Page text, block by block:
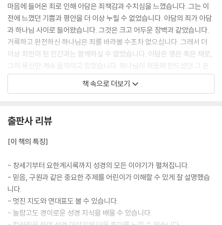
한 비유 / 하나님 나라에 대한 비유 / 잔치와 손님에 관한 비유 / 큰 잔치 비
유 /
잃어버린 양과 동전의 비유 / 잃어버린 아들의 비유 / 기도에 관한 비유 /
성전에서 일하는 사람들 / 예수님과 아이들 / 하늘나라 / 흑암의 권세 / 빛
의 나라 / 나사로가 다시 살아나다 / 예수님이 삭개오 집을 방문하시다 / 향
유 부은 마리아 / 예수님이 예루살렘에 나귀를 타고 가시다 / 성전의 예수
님 /
유월절 식사 / 새로운 언약 / 겟세마네 동산에서 기도하시다 / 유다가 예수
가시다 / 예수님이 장사되시다 / 예수님이 죽음에서 부활하시다 / 예수님
에 대한 예언들 / 예수님을 처음으로 목격한 사람들 / 제자들이 예수님을
다시 만나다 / 도마도 예수님을 보다 / 디베랴 바닷가의 기적 / 예수님께서
베드로에게 말씀하시다 / 예수님께서 하늘로 올라가시다 / 새로 뽑힌 제자
맛디아 / 성령이 임하시다 / 성령님 / 교회의 탄생 / 못 걷는 사람이 치유를
받다 / 위험에 처한 베드로 / 믿는 자들이 기도하고 함께 나누다 / 교회 / 아
나니아와 삽비라 / 스데반 / 에디오피아에서 온 사람 / 예수님께서 사울에
게 나타나시다 / 다메섹의 사울 / 고넬료와 베드로의 환상 / 베드로가 고넬
료를 방문하다 / 세례란 무엇인가요? / 감옥에서 도망친 베드로 / 바나바
마음에 들어온 죄로 인해 아담은 죄책감과 수치심을 느꼈습니다. 그는 이
전에 느꼈던 기쁨과 평안을 더 이상 누릴 수 없었습니다. 아담의 죄가 아담
과 하나님 사이로 들어왔습니다. 그것은 크고 어두운 장벽과 같았습니다.
거룩하고 완전하신 하나님은 죄를 바라볼 수조차 없으십니다. 그래서 더
이상 죄인이 된 인간과는 함께하실 수 없었습니다. 아담은 영은 죽은 채로,
그저 육신만 계속 움직이고 있었습니다. 하나님이 처음에 만드셨던 그 온
전한 인간이 아니었습니다. 저주를 받은 아담의 몸 역시 병이 날 수밖에 없
었습니다. 그리고 결국 죽음에 이르게 되었습니다.
형들을 찾으러 떠난 날, 요셉은 자신이 집으로 돌아가지 못하고 이집트에
서 노예로 살게 될 줄 전혀 몰랐을 것입니다. 보디발의 집에서 열심히 일하
침한 감옥에서 수년을 보내는 동안, 하루아침에 이집트 전체를 다스리게
될 줄 상상이나 했을까요?
여러분 인생의 여러 가지 변화는 요셉의 경우처럼 극적이지는 않을 것입니
다. 하지만 그 모든 일이 하나님께는 똑같이 중요합니다. 하나님은 우리에
게 일어나는 모든 일을 다 꿰고 계시며 우리 삶의 그림이 완성될 때까지 좋
은 일과 나쁜 일을 모두 다 사용하십니다.
책 속으로 더보기
출판사 리뷰
[이 책의 특징]
- 창세기부터 요한계시록까지 성경의 모든 이야기가 펼쳐집니다.
- 믿음, 구원과 같은 중요한 주제를 어린이가 이해할 수 있게 잘 설명했습
니다.
- 멋진 지도와 연대표도 볼 수 있습니다.
- 놀랍고도 경이로운 성경 지식을 배울 수 있습니다.